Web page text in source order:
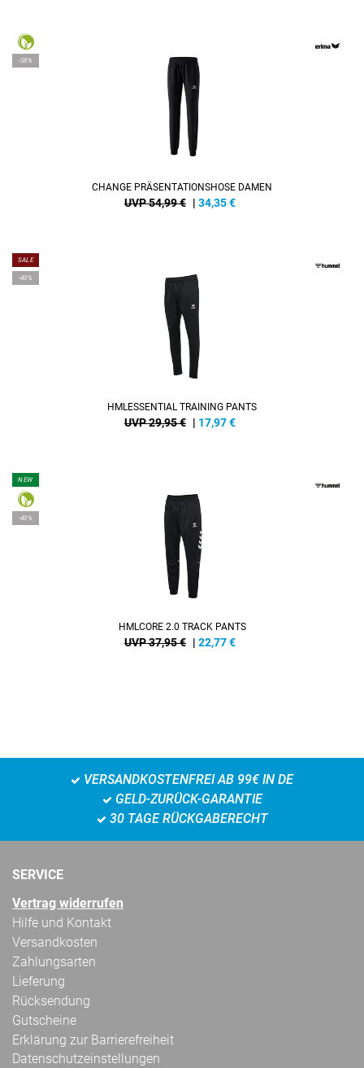
-38%
CHANGE PRÄSENTATIONSHOSE DAMEN
UVP 54,99 € | 34,35€
SALE
-40%
HMLESSENTIAL TRAINING PANTS
UVP 29,95 € | 17,97€
NEW
-40%
HMLCORE 2.0 TRACK PANTS
UVP 37,95 € | 22,77€
VERSANDKOSTENFREI AB 99€ IN DE
GELD-ZURÜCK-GARANTIE
30 TAGE RÜCKGABERECHT
SERVICE
Vertrag widerrufen
Hilfe und Kontakt
Versandkosten
Zahlungsarten
Lieferung
Rücksendung
Gutscheine
Erklärung zur Barrierefreiheit
Datenschutzeinstellungen